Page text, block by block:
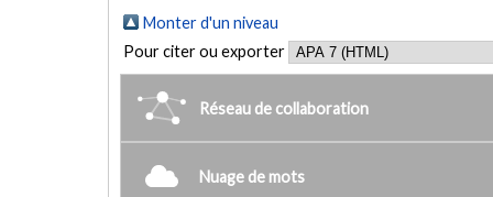
Monter d'un niveau
Pour citer ou exporter
Réseau de collaboration
Nuage de mots